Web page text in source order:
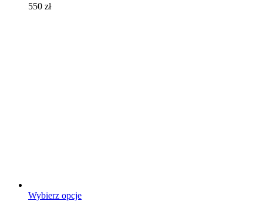
550 zł
Wybierz opcjeTen